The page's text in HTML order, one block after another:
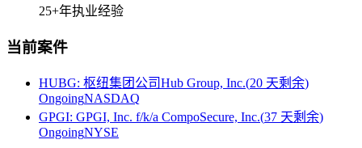
25+年执业经验
当前案件
HUBG: 枢纽集团公司Hub Group, Inc.(20 天剩余)
OngoingNASDAQ
GPGI: GPGI, Inc. f/k/a CompoSecure, Inc.(37 天剩余)
OngoingNYSE